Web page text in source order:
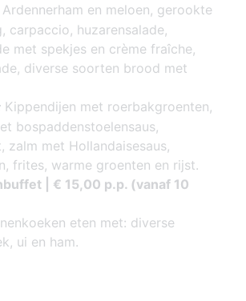
Ardennerham en meloen, gerookte
carpaccio, huzarensalade,
met spekjes en crème fraîche,
diverse soorten brood met
Kippendijen met roerbakgroenten,
bospaddenstoelensaus,
zalm met Hollandaisesaus,
frites, warme groenten en rijst.
| € 15,00 p.p. (vanaf 10
eten met: diverse
ui en ham.